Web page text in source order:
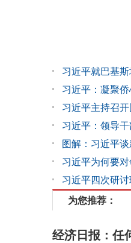
习近平就巴基
习近平：凝聚
习近平主持召
习近平：领导
图解：习近平
习近平为何要对
习近平四次研讨
为您推荐：
经济日报：任